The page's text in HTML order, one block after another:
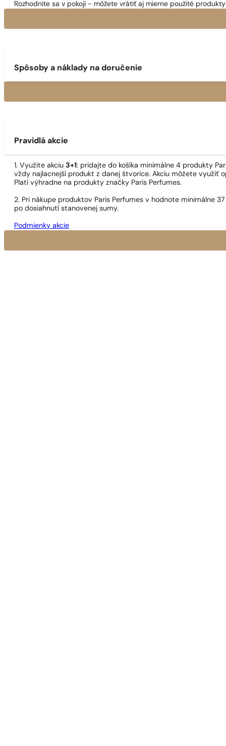
Rozhodnite sa v pokoji - môžete vrátiť aj mierne použité
Spôsoby a náklady na doručenie
Pravidlá akcie
1. Využite akciu 3+1: pridajte do košíka minimálne 4 produkty
vždy najlacnejší produkt z danej štvorice. Akciu môžete využiť
Platí výhradne na produkty značky Paris Perfumes.
2. Pri nákupe produktov Paris Perfumes v hodnote minimálne
po dosiahnutí stanovenej sumy.
Podmienky akcie